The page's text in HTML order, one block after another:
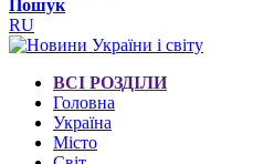
Пошук
RU
ВСІ РОЗДІЛИ
Головна
Україна
Місто